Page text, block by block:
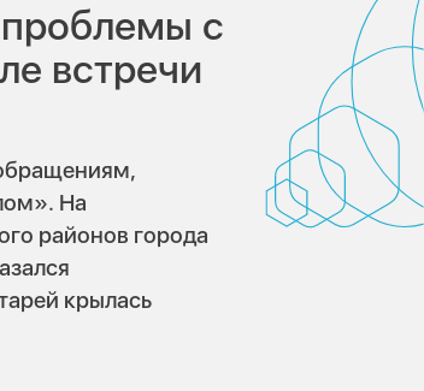
с
встречи
На
районов города
крылась